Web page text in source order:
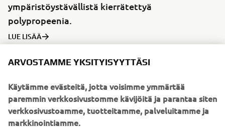
ympäristöystävällistä kierrätettyä
polypropeenia.
LUE LISÄÄ
ARVOSTAMME YKSITYISYYTTÄSI
Käytämme evästeitä, jotta voisimme ymmärtää
paremmin verkkosivustomme kävijöitä ja parantaa siten
verkkosivustoamme, tuotteitamme, palveluitamme ja
markkinointiamme.